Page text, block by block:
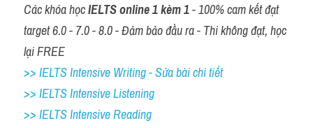
Các khóa học IELTS online 1 kèm 1 - 100% cam kết đạt
target 6.0 - 7.0 - 8.0 - Đảm bảo đầu ra - Thi không đạt, học
lại FREE
>> IELTS Intensive Writing - Sửa bài chi tiết
>> IELTS Intensive Listening
>> IELTS Intensive Reading